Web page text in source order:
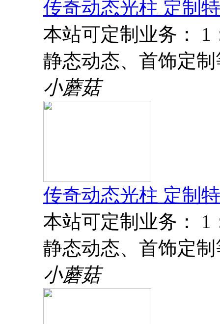
传奇动态光柱 定制
本站可定制业务： 1
静态动态、首饰定
小蘑菇
传奇动态光柱 定制
本站可定制业务： 1
静态动态、首饰定
小蘑菇